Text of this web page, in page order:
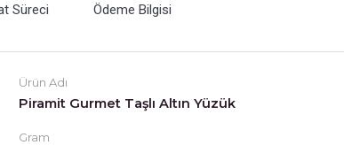
Süreci Ödeme Bilgisi
Ürün Adı
Piramit Gurmet Taşlı Altın Yüzük
Gram